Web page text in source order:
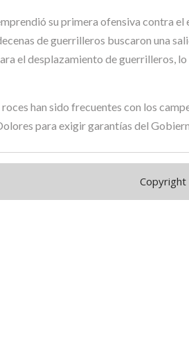
su primera ofensiva contra
de guerrilleros buscaron una
el desplazamiento de guerrilleros,
han sido frecuentes con los
para exigir garantías del
Copyright